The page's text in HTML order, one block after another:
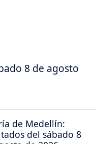
8 de agosto
de Medellín:
del sábado 8